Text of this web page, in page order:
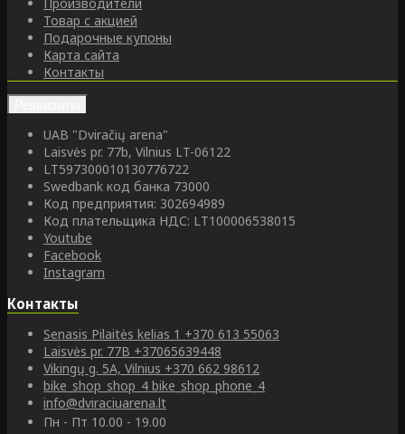
Товар с акцией
Подарочные купоны
Карта сайта
Контакты
UAB "Dviračių arena"
Laisvės pr. 77b, Vilnius LT-06122
LT597300010130776722
Swedbank код банка 73000
Код предприятия: 302694989
Код плательщика НДС: LT100006538015
Youtube
Facebook
Instagram
Контакты
Senasis Pilaitės kelias 1 +370 613 55063
Laisvės pr. 77B +37065639448
Vikingų g. 5A, Vilnius +370 662 98612
bike_shop_shop_4 bike_shop_phone_4
info@dviraciuarena.lt
Пн - Пт 10.00 - 19.00